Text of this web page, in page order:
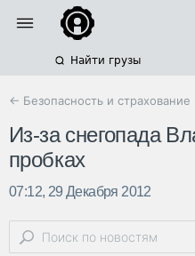
Найти грузы
← Безопасность и страхование
Из-за снегопада
пробках
07:12, 29 Декабря 2012